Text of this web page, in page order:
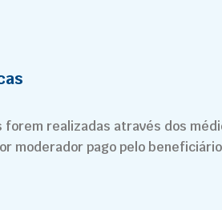
forem realizadas através dos
moderador pago pelo